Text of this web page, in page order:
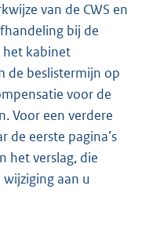
van de CWS en
bij de
het kabinet
de beslistermijn op
voor de
Voor een verdere
de eerste pagina’s
het verslag, die
aan u